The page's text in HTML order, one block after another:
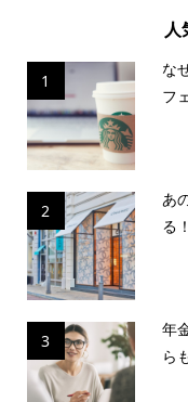
人
1
な
フ
2
あ
る
3
年
ら